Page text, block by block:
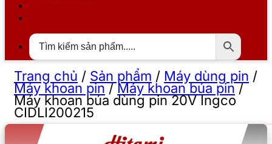
Trang chủ / Sản phẩm / Máy dùng pin /
Máy khoan pin/Máy khoan búa pin/
Máy khoan búa dùng pin 20V Ingco
CIDLI200215